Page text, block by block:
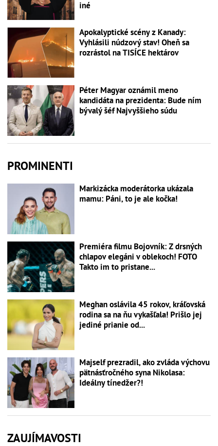
iné
Apokalyptické scény z Kanady:
Vyhlásili núdzový stav! Oheň sa
rozrástol na TISÍCE hektárov
Péter Magyar oznámil meno
kandidáta na prezidenta: Bude ním
bývalý šéf Najvyššieho súdu
PROMINENTI
Markizácka moderátorka ukázala
mamu: Páni, to je ale kočka!
Premiéra filmu Bojovník: Z drsných
chlapov elegáni v oblekoch! FOTO
Takto im to pristane...
Meghan oslávila 45 rokov, kráľovská
rodina sa na ňu vykašľala! Prišlo jej
jediné prianie od...
Majself prezradil, ako zvláda výchovu
pätnásťročného syna Nikolasa:
Ideálny tínedžer?!
ZAUJÍMAVOSTI